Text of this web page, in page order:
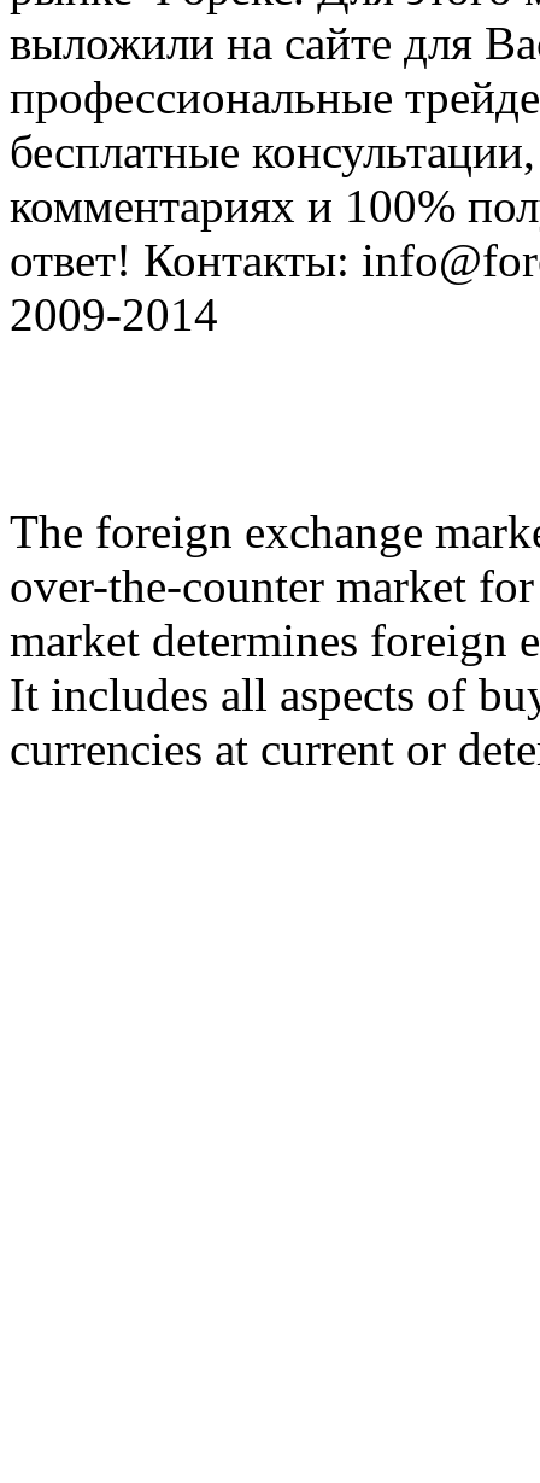
выложили на сайте для
профессиональные
бесплатные
комментариях и 100%
ответ! Контакты:
2009-2014
The foreign exchange
over-the-counter market
market determines foreign
It includes all aspects of
currencies at current or